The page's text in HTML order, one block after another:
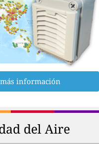
información
del Aire